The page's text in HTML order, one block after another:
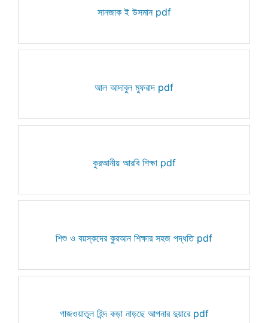
সানজাক ই উসমান pdf
আল আদাবুল মুফরাদ pdf
কুরআনীয় আরবি শিক্ষা pdf
শিশু ও বয়স্কদের কুরআন শিক্ষার সহজ পদ্ধতি pdf
গাজওয়াতুল হিন্দ কড়া নাড়ছে আপনার দুয়ারে pdf